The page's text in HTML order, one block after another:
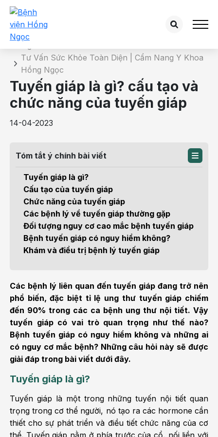
Chi tiết bài tư vấn
Tư Vấn Sức Khỏe Toàn Diện | Cẩm Nang Y Khoa
Hồng Ngọc
Tuyến giáp là gì? cấu tạo và
chức năng của tuyến giáp
14-04-2023
Tóm tắt ý chính bài viết
Tuyến giáp là gì?
Cấu tạo của tuyến giáp
Chức năng của tuyến giáp
Các bệnh lý về tuyến giáp thường gặp
Đối tượng nguy cơ cao mắc bệnh tuyến giáp
Bệnh tuyến giáp có nguy hiểm không?
Khám và điều trị bệnh lý tuyến giáp
Các bệnh lý liên quan đến tuyến giáp đang trở nên
phổ biến, đặc biệt tỉ lệ ung thư tuyến giáp chiếm
đến 90% trong các ca bệnh ung thư nội tiết. Vậy
tuyến giáp có vai trò quan trọng như thế nào?
Bệnh tuyến giáp có nguy hiểm không và những ai
có nguy cơ mắc bệnh? Những câu hỏi này sẽ được
giải đáp trong bài viết dưới đây.
Tuyến giáp là gì?
Tuyến giáp là một trong những tuyến nội tiết quan
trọng trong cơ thể người, nó tạo ra các hormone cần
thiết cho sự phát triển và điều tiết chức năng của cơ
thể. Tuyến giáp nằm ở phía trước của cổ, nối liền với